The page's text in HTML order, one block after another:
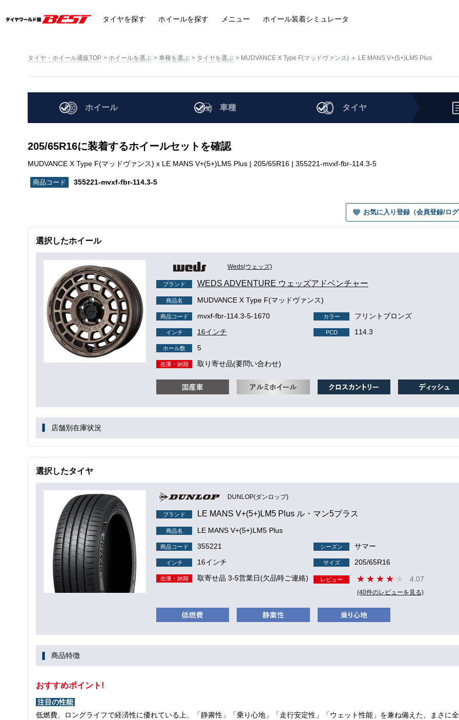
タイヤを探す ホイールを探す メニュー ホイール装着シミュレータ
タイヤ・ホイール通販TOP ホイールを選ぶ 車種を選ぶ タイヤを選ぶ MUDVANCE X Type F(マッドヴァンス) ＋ LE MANS V+(5+)LM5 Plus
ホイール 車種 タイヤ
205/65R16に装着するホイールセットを確認
MUDVANCE X Type F(マッドヴァンス) x LE MANS V+(5+)LM5 Plus | 205/65R16 | 355221-mvxf-fbr-114.3-5
355221-mvxf-fbr-114.3-5
お気に入り登録（会員登録/ロ
選択したホイール
Weds(ウェッズ)
ブランド WEDS ADVENTURE ウェッズアドベンチャー
商品名 MUDVANCE X Type F(マッドヴァンス)
商品コード mvxf-fbr-114.3-5-1670 カラー フリントブロンズ
インチ 16インチ PCD 114.3
ホール数 5
在庫・納期 取り寄せ品(要問い合わせ)
店舗別在庫状況
選択したタイヤ
DUNLOP(ダンロップ)
ブランド LE MANS V+(5+)LM5 Plus ル・マン5プラス
商品名 LE MANS V+(5+)LM5 Plus
商品コード 355221 シーズン サマー
インチ 16インチ サイズ 205/65R16
在庫・納期 取寄せ品 3-5営業日(欠品時ご連絡) レビュー 4.07
(40件のレビューを見る)
商品特徴
おすすめポイント!
注目の性能
低燃費、ロングライフで経済性に優れている上、「静粛性」「乗り心地」「走行安定性」「ウェット性能」を兼ね備えた、まさに